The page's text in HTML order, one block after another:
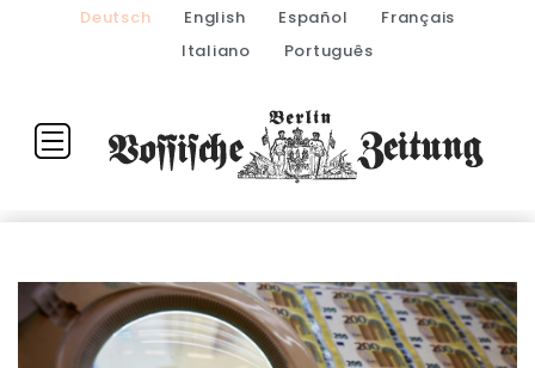
Deutsch English Español
Français
Italiano
Português